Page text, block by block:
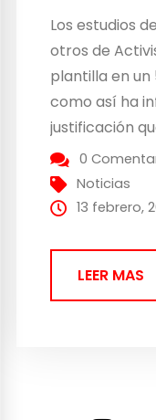
Los estudios
otros de
plantilla en un
como así ha
justificación
compañía es
adaptarse a
lo digital«. Y
0
Noticias
13 febrero,
LEER MAS